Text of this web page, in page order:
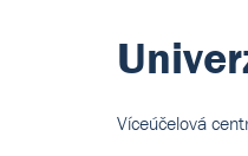
Víceúčelová